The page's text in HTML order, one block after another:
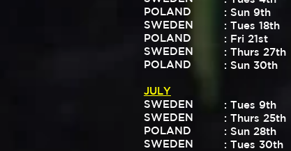
POLAND
SWEDEN
POLAND
SWEDEN
POLAND
JULY
SWEDEN
SWEDEN
POLAND
SWEDEN
: Sun 9th
: Tues 18th
: Fri 21st
: Thurs 27th
: Sun 30th
: Tues 9th
: Thurs 25th
: Sun 28th
: Tues 30th